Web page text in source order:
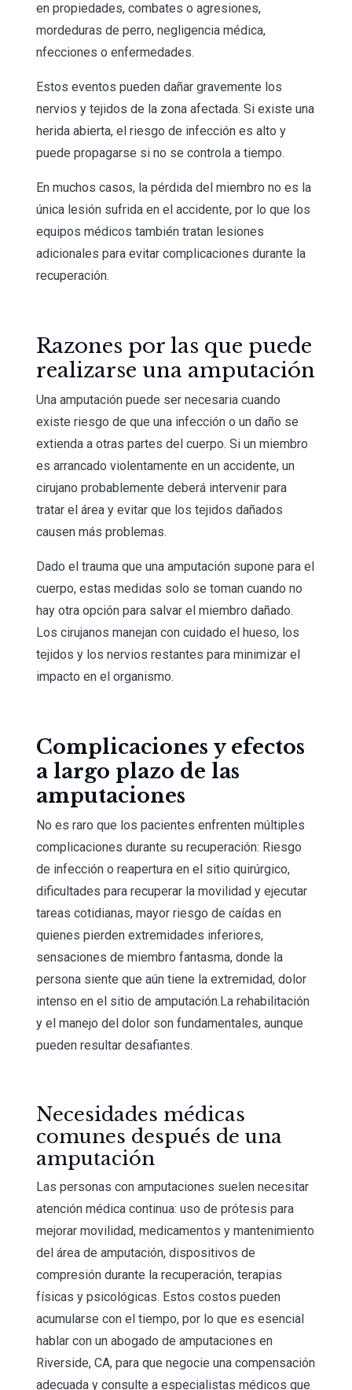
en propiedades, combates o agresiones,
mordeduras de perro, negligencia médica,
nfecciones o enfermedades.
Estos eventos pueden dañar gravemente los
nervios y tejidos de la zona afectada. Si existe una
herida abierta, el riesgo de infección es alto y
puede propagarse si no se controla a tiempo.
En muchos casos, la pérdida del miembro no es la
única lesión sufrida en el accidente, por lo que los
equipos médicos también tratan lesiones
adicionales para evitar complicaciones durante la
recuperación.
Razones por las que puede
realizarse una amputación
Una amputación puede ser necesaria cuando
existe riesgo de que una infección o un daño se
extienda a otras partes del cuerpo. Si un miembro
es arrancado violentamente en un accidente, un
cirujano probablemente deberá intervenir para
tratar el área y evitar que los tejidos dañados
causen más problemas.
Dado el trauma que una amputación supone para el
cuerpo, estas medidas solo se toman cuando no
hay otra opción para salvar el miembro dañado.
Los cirujanos manejan con cuidado el hueso, los
tejidos y los nervios restantes para minimizar el
impacto en el organismo.
Complicaciones y efectos
a largo plazo de las
amputaciones
No es raro que los pacientes enfrenten múltiples
complicaciones durante su recuperación: Riesgo
de infección o reapertura en el sitio quirúrgico,
dificultades para recuperar la movilidad y ejecutar
tareas cotidianas, mayor riesgo de caídas en
quienes pierden extremidades inferiores,
sensaciones de miembro fantasma, donde la
persona siente que aún tiene la extremidad, dolor
intenso en el sitio de amputación.La rehabilitación
y el manejo del dolor son fundamentales, aunque
pueden resultar desafiantes.
Necesidades médicas
comunes después de una
amputación
Las personas con amputaciones suelen necesitar
atención médica continua: uso de prótesis para
mejorar movilidad, medicamentos y mantenimiento
del área de amputación, dispositivos de
compresión durante la recuperación, terapias
físicas y psicológicas. Estos costos pueden
acumularse con el tiempo, por lo que es esencial
hablar con un abogado de amputaciones en
Riverside, CA, para que negocie una compensación
adecuada y consulte a especialistas médicos que